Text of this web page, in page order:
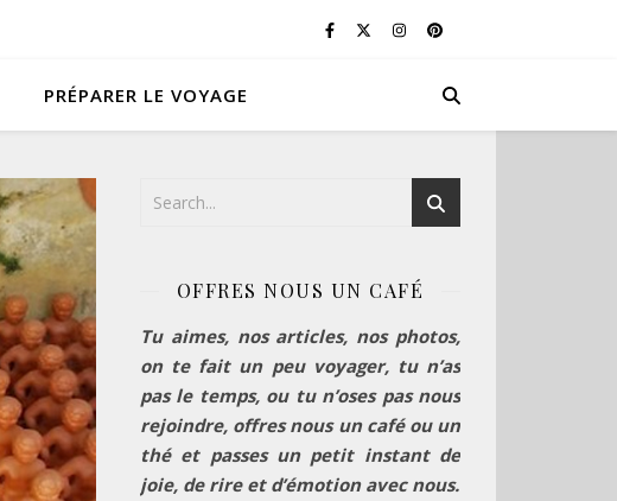
PRÉPARER LE VOYAGE
OFFRES NOUS UN CAFÉ
Tu aimes, nos articles, nos photos,
on te fait un peu voyager, tu n’as
pas le temps, ou tu n’oses pas nous
rejoindre, offres nous un café ou un
thé et passes un petit instant de
joie, de rire et d’émotion avec nous.